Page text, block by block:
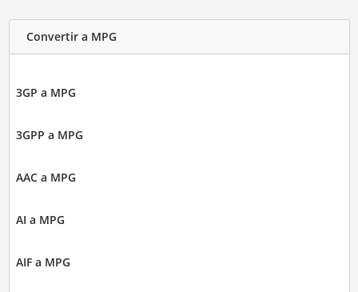
Convertir a MPG
3GP a MPG
3GPP a MPG
AAC a MPG
AI a MPG
AIF a MPG